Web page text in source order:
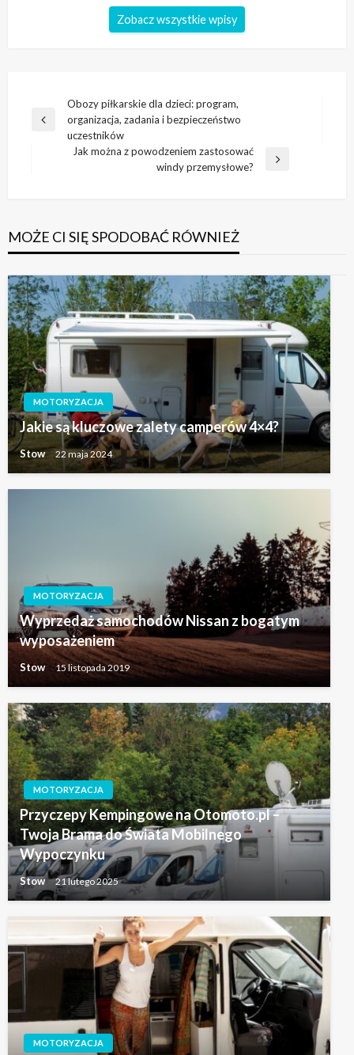
Zobacz wszystkie wpisy
Nawigacja
wpisu
Poprzedni
Obozy piłkarskie dla dzieci: program,
organizacja, zadania i bezpieczeństwo
uczestników
Jak można z powodzeniem zastosować
windy przemysłowe?
MOŻE CI SIĘ SPODOBAĆ RÓWNIEŻ
MOTORYZACJA
Jakie są kluczowe zalety camperów 4×4?
Stow 22 maja 2024
MOTORYZACJA
Wyprzedaż samochodów Nissan z bogatym
wyposażeniem
Stow 15 listopada 2019
MOTORYZACJA
Przyczepy Kempingowe na Otomoto.pl –
Twoja Brama do Świata Mobilnego
Wypoczynku
Stow 21 lutego 2025
MOTORYZACJA